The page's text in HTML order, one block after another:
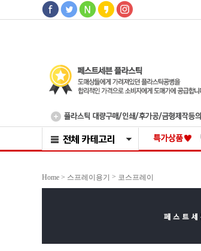
Home > 스프레이용기 > 코스프레이